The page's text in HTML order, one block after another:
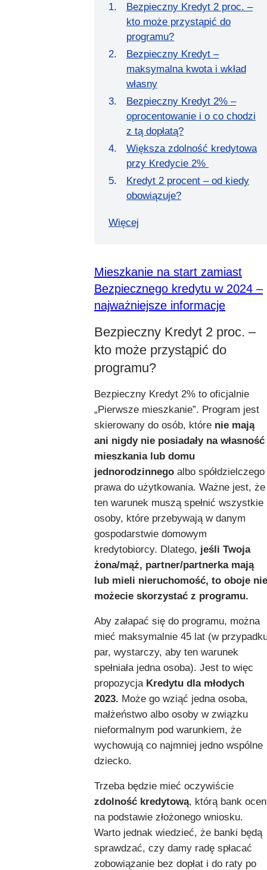
Bezpieczny Kredyt 2 proc. –
kto może przystąpić do
programu?
Bezpieczny Kredyt –
maksymalna kwota i wkład
własny
Bezpieczny Kredyt 2% –
oprocentowanie i o co chodzi
z tą dopłatą?
Większa zdolność kredytowa
przy Kredycie 2%
Kredyt 2 procent – od kiedy
obowiązuje?
Więcej
Mieszkanie na start zamiast
Bezpiecznego kredytu w 2024 –
najważniejsze informacje
Bezpieczny Kredyt 2 proc. –
kto może przystąpić do
programu?
Bezpieczny Kredyt 2% to oficjalnie
„Pierwsze mieszkanie”. Program jest
skierowany do osób, które nie mają
ani nigdy nie posiadały na własność
mieszkania lub domu
jednorodzinnego albo spółdzielczego
prawa do użytkowania. Ważne jest, że
ten warunek muszą spełnić wszystkie
osoby, które przebywają w danym
gospodarstwie domowym
kredytobiorcy. Dlatego, jeśli Twoja
żona/mąż, partner/partnerka mają
lub mieli nieruchomość, to oboje nie
możecie skorzystać z programu.
Aby załapać się do programu, można
mieć maksymalnie 45 lat (w
par, wystarczy, aby ten warunek
spełniała jedna osoba). Jest to więc
propozycja Kredytu dla młodych
2023. Może go wziąć jedna osoba,
małżeństwo albo osoby w związku
nieformalnym pod warunkiem, że
wychowują co najmniej jedno wspólne
dziecko.
Trzeba będzie mieć oczywiście
zdolność kredytową, którą bank
na podstawie złożonego wniosku.
Warto jednak wiedzieć, że banki będą
sprawdzać, czy damy radę spłacać
zobowiązanie bez dopłat i do raty po